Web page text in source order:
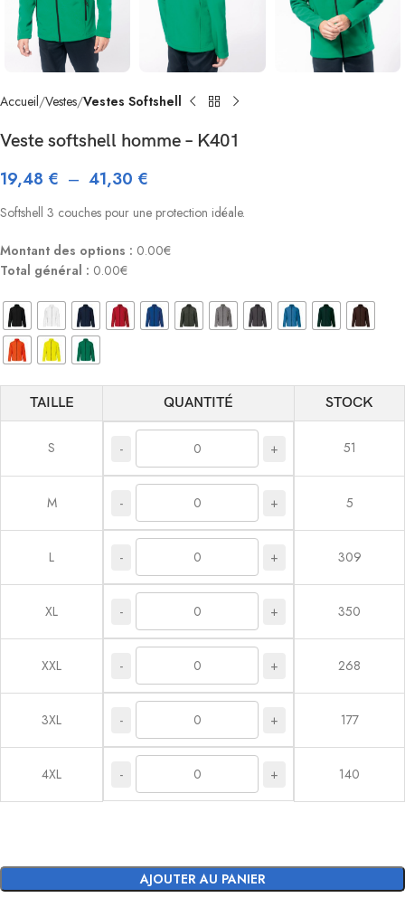
Accueil Vestes Vestes Softshell
Veste softshell homme – K401
19,48 € – 41,30 €
Softshell 3 couches pour une protection idéale.
Montant des options : 0.00€
Total général : 0.00€
TAILLE QUANTITÉ STOCK
S - + 51
M - + 5
L - + 309
XL - + 350
XXL - + 268
3XL - + 177
4XL - + 140
AJOUTER AU PANIER